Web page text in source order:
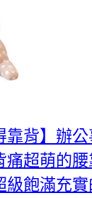
靠背】辦
痛超萌的
級飽滿充